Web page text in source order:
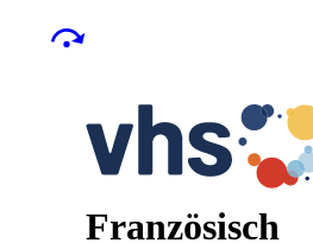
Französisch